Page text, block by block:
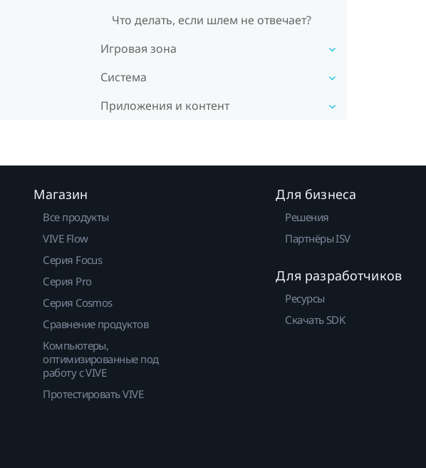
Что делать, если шлем не отвечает?
Игровая зона
Система
Приложения и контент
Магазин
Все продукты
VIVE Flow
Серия Focus
Серия Pro
Серия Cosmos
Сравнение продуктов
Компьютеры,
оптимизированные под
работу с VIVE
Протестировать VIVE
Для бизнеса
Решения
Партнёры ISV
Для разработчиков
Ресурсы
Скачать SDK